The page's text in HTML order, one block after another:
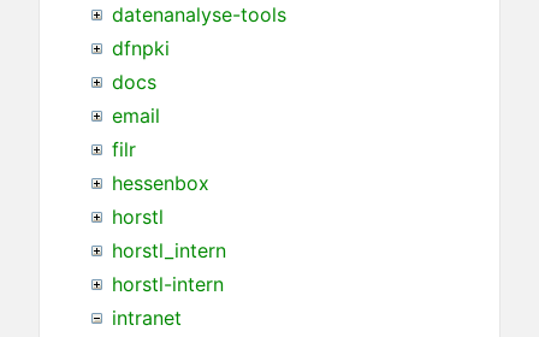
datenanalyse-tools
dfnpki
docs
email
filr
hessenbox
horstl
horstl_intern
horstl-intern
intranet